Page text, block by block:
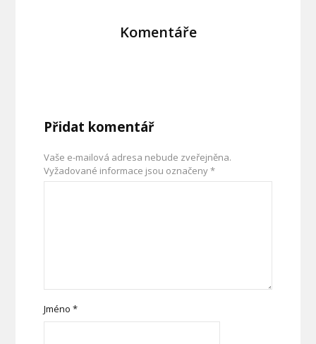
Komentáře
Přidat komentář
Vaše e-mailová adresa nebude zveřejněna.
Vyžadované informace jsou označeny*
Jméno*